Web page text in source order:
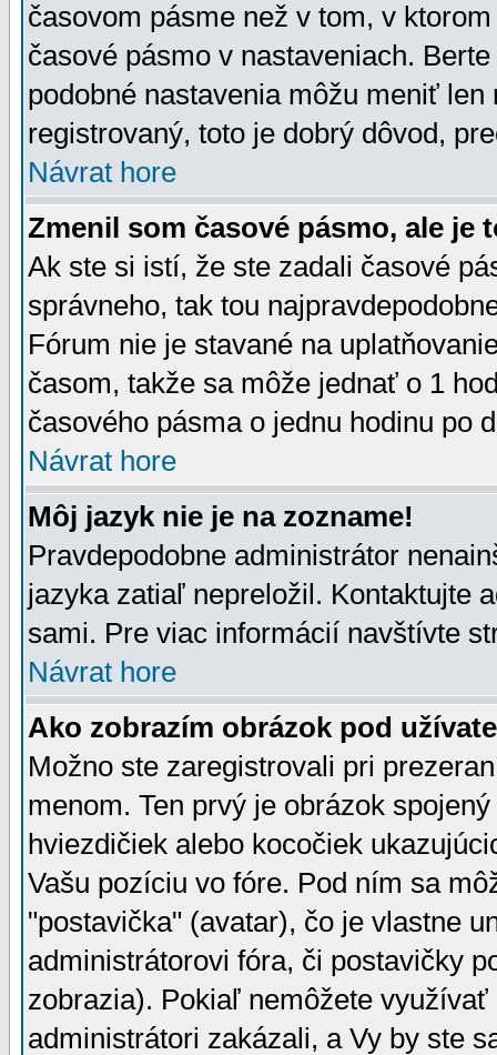
časovom pásme než v tom, v
časové pásmo v nastaveniach.
podobné nastavenia môžu meniť
registrovaný, toto je dobrý dôvod,
Návrat hore
Zmenil som časové pásmo, ale je
Ak ste si istí, že ste zadali časové
správneho, tak tou
Fórum nie je stavané na
časom, takže sa môže jednať o 1
časového pásma o jednu hodinu po
Návrat hore
Môj jazyk nie je na zozname!
Pravdepodobne administrátor
jazyka zatiaľ nepreložil. Kontaktujte
sami. Pre viac informácií navštívte
Návrat hore
Ako zobrazím obrázok pod
Možno ste zaregistrovali pri
menom. Ten prvý je obrázok
hviezdičiek alebo kocočiek
Vašu pozíciu vo fóre. Pod ním sa
"postavička" (avatar), čo je vlastne
administrátorovi fóra, či postavičky
zobrazia). Pokiaľ nemôžete
administrátori zakázali, a Vy by ste